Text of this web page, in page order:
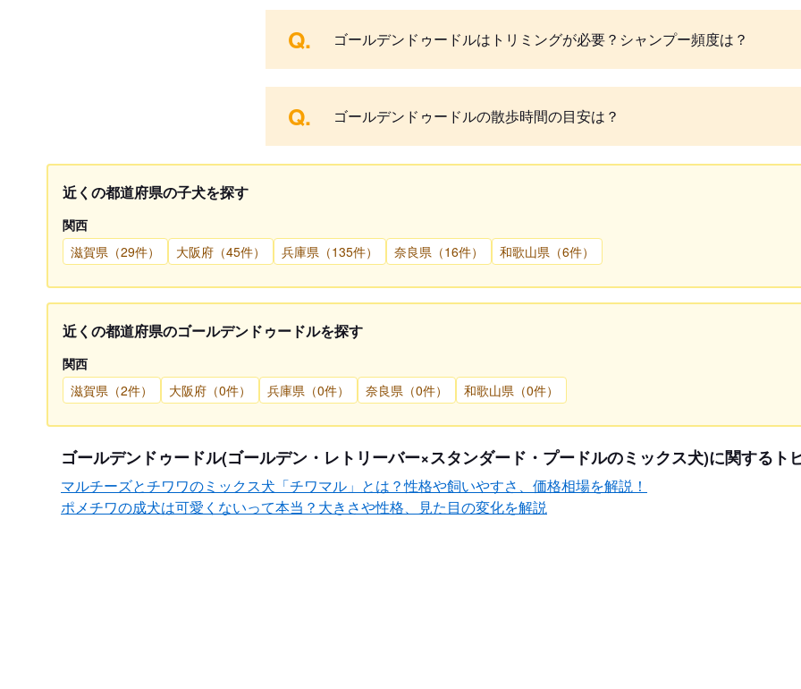
Q. ゴールデンドゥードルはトリミングが必要？シャンプー頻度は？
Q. ゴールデンドゥードルの散歩時間の目安は？
近くの都道府県の子犬を探す
関西
滋賀県（29件）
大阪府（45件） 兵庫県（135件） 奈良県（16件） 和歌山県（6件）
近くの都道府県のゴールデンドゥードルを探す
関西
滋賀県（2件）
大阪府（0件） 兵庫県（0件） 奈良県（0件） 和歌山県（0件）
ゴールデンドゥードル(ゴールデン・レトリーバー×スタンダード・プードルのミックス犬)に関するト
マルチーズとチワワのミックス犬「チワマル」とは？性格や飼いやすさ、価格相場を解説！
ポメチワの成犬は可愛くないって本当？大きさや性格、見た目の変化を解説